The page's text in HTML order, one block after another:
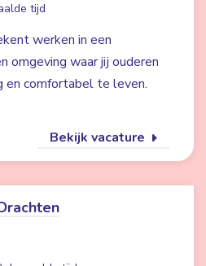
tijd
werken in een
omgeving waar jij ouderen
comfortabel te leven.
Bekijk vacature